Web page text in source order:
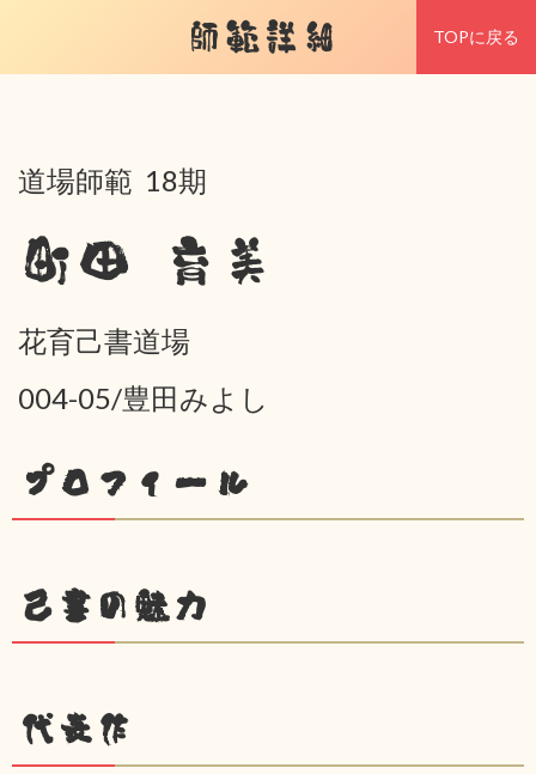
師範詳細 TOPに戻る
道場師範 18期
町田 育美
花育己書道場
004-05/豊田みよし
プロフィール
己書の魅力
代表作